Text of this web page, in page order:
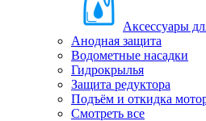
Аксессуары
Анодная защита
Водометные насадки
Гидрокрылья
Защита редуктора
Подъём и откидка
Смотреть все